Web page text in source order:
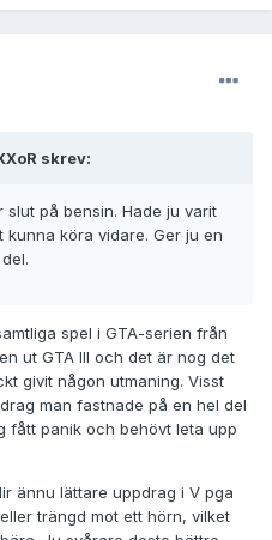
skrev:
på bensin. Hade ju varit
köra vidare. Ger ju en
spel i GTA-serien från
ut GTA III och det är nog det
givit någon utmaning. Visst
man fastnade på en hel del
fått panik och behövt leta upp
ännu lättare uppdrag i V pga
trängd mot ett hörn, vilket